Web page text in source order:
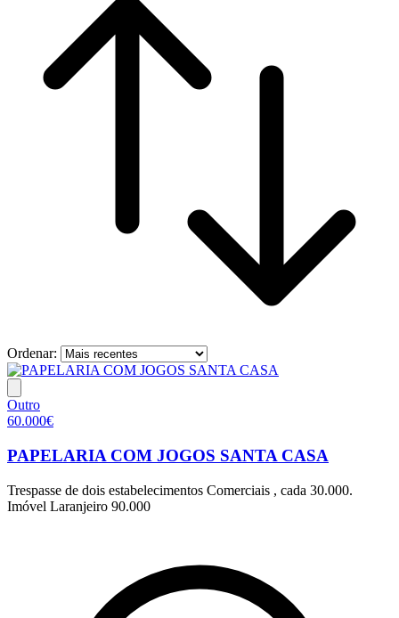
Ordenar:
Outro
60.000€
PAPELARIA COM JOGOS SANTA CASA
Trespasse de dois estabelecimentos Comerciais , cada 30.000.
Imóvel Laranjeiro 90.000